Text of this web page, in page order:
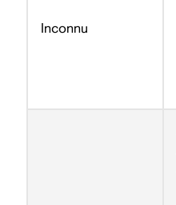
Inconnu